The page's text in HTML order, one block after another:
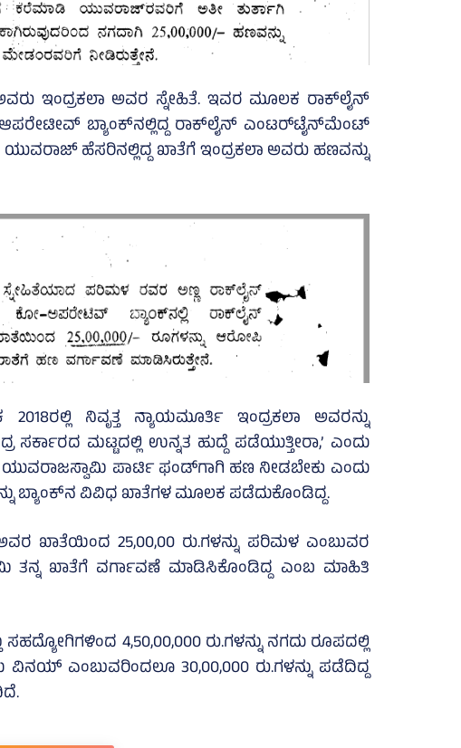
ಇಂದ್ರಕಲಾ ಅವರ ಸ್ನೇಹಿತೆ. ಇವರ ಮೂಲಕ ರಾಕ್‌ಲೈನ್‌
ಬ್ಯಾಂಕ್‌ನಲ್ಲಿದ್ದ ರಾಕ್‌ಲೈನ್‌ ಎಂಟರ್‌ಟೈನ್‌ಮೆಂಟ್‌
ಹೆಸರಿನಲ್ಲಿದ್ದ ಖಾತೆಗೆ ಇಂದ್ರಕಲಾ ಅವರು ಹಣವನ್ನು
ನಿವೃತ್ತ ನ್ಯಾಯಮೂರ್ತಿ ಇಂದ್ರಕಲಾ ಅವರನ್ನು
ಮಟ್ಟದಲ್ಲಿ ಉನ್ನತ ಹುದ್ದೆ ಪಡೆಯುತ್ತೀರಾ,’ ಎಂದು
ಪಾರ್ಟಿ ಫಂಡ್‌ಗಾಗಿ ಹಣ ನೀಡಬೇಕು ಎಂದು
ಬ್ಯಾಂಕ್‌ನ ವಿವಿಧ ಖಾತೆಗಳ ಮೂಲಕ ಪಡೆದುಕೊಂಡಿದ್ದ.
ಖಾತೆಯಿಂದ 25,00,00 ರು.ಗಳನ್ನು ಪರಿಮಳ ಎಂಬುವರ
ತನ್ನ ಖಾತೆಗೆ ವರ್ಗಾವಣೆ ಮಾಡಿಸಿಕೊಂಡಿದ್ದ ಎಂಬ ಮಾಹಿತಿ
ಸಹದ್ಯೋಗಿಗಳಿಂದ 4,50,00,000 ರು.ಗಳನ್ನು ನಗದು ರೂಪದಲ್ಲಿ
ಎಂಬುವರಿಂದಲೂ 30,00,000 ರು.ಗಳನ್ನು ಪಡೆದಿದ್ದ